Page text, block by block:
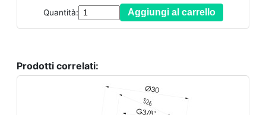
Quantità:
Aggiungi al carrello
Prodotti correlati: